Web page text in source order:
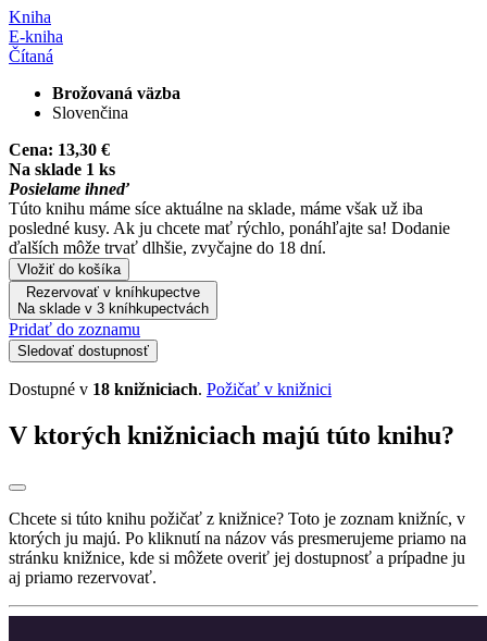
Kniha
E-kniha
Čítaná
Brožovaná väzba
Slovenčina
Cena: 13,30 €
Na sklade 1 ks
Posielame ihneď
Túto knihu máme síce aktuálne na sklade, máme však už iba
posledné kusy. Ak ju chcete mať rýchlo, ponáhľajte sa! Dodanie
ďalších môže trvať dlhšie, zvyčajne do 18 dní.
Vložiť do košíka
Rezervovať v kníhkupectve
Na sklade v 3 kníhkupectvách
Pridať do zoznamu
Sledovať dostupnosť
Dostupné v 18 knižniciach. Požičať v knižnici
V ktorých knižniciach majú túto knihu?
Chcete si túto knihu požičať z knižnice? Toto je zoznam knižníc, v
ktorých ju majú. Po kliknutí na názov vás presmerujeme priamo na
stránku knižnice, kde si môžete overiť jej dostupnosť a prípadne ju
aj priamo rezervovať.